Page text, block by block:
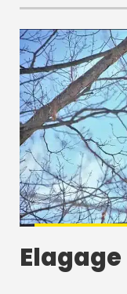
Elagage